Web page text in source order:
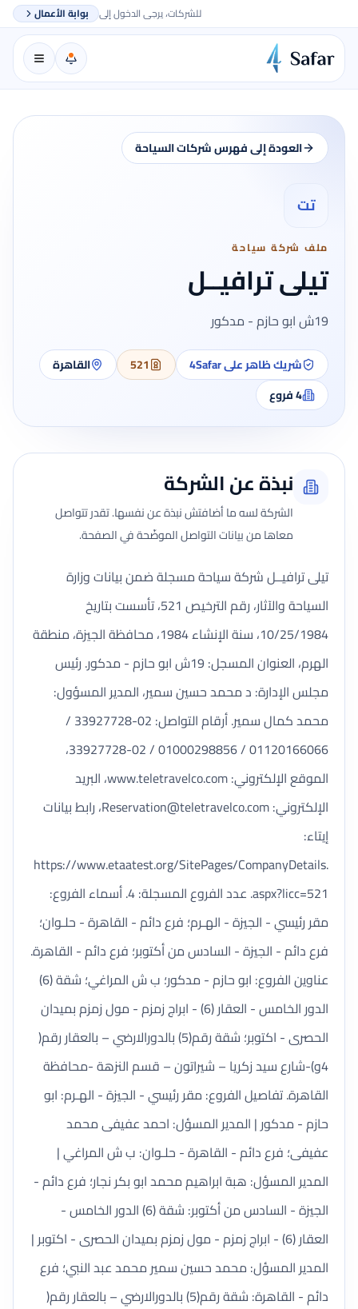
للشركات، يرجى الدخول إلى بوابة الأعمال
العودة إلى فهرس شركات السياحة
تت
ملف شركة سياحة
تيلى ترافيــل
19ش ابو حازم - مدكور
شريك ظاهر على 4Safar 521
القاهرة
4فروع
نبذة عن الشركة
الشركة لسه ما أضافتش نبذة عن نفسها. تقدر تتواصل
معاها من بيانات التواصل الموضّحة في الصفحة.
تيلى ترافيــل شركة سياحة مسجلة ضمن بيانات وزارة
السياحة والآثار، رقم الترخيص 521، تأسست بتاريخ
10/25/1984، سنة الإنشاء 1984، محافظة الجيزة، منطقة
الهرم، العنوان المسجل: 19ش ابو حازم - مدكور. رئيس
مجلس الإدارة: د محمد حسين سمير، المدير المسؤول:
محمد كمال سمير. أرقام التواصل: 02-33927728 /
01120166066 / 01000298856 / 02-33927728،
الموقع الإلكتروني: www.teletravelco.com، البريد
الإلكتروني:Reservation@teletravelco.com، رابط بيانات
إيتاء:
https://www.etaatest.org/SitePages/CompanyDetails.
aspx?licc=521. عدد الفروع المسجلة: 4. أسماء الفروع:
مقر رئيسي - الجيزة - الهـرم؛ فرع دائم - القاهرة - حلـوان؛
فرع دائم - الجيزة - السادس من أكتوبر؛ فرع دائم - القاهرة.
عناوين الفروع: ابو حازم - مدكور؛ ب ش المراغي؛ شقة (6)
الدور الخامس - العقار (6) - ابراج زمزم - مول زمزم بميدان
الحصرى - اكتوبر؛ شقة رقم(5) بالدورالارضي – بالعقار رقم(
4و)-شارع سيد زكريا – شيراتون – قسم النزهة -محافظة
القاهرة. تفاصيل الفروع: مقر رئيسي - الجيزة - الهـرم: ابو
حازم - مدكور | المدير المسؤل: احمد عفيفى محمد
عفيفى؛ فرع دائم - القاهرة - حلـوان: ب ش المراغي |
المدير المسؤل: هبة ابراهيم محمد ابو بكر نجار؛ فرع دائم -
الجيزة - السادس من أكتوبر: شقة (6) الدور الخامس -
العقار (6) - ابراج زمزم - مول زمزم بميدان الحصرى - اكتوبر |
المدير المسؤل: محمد حسين سمير محمد عبد النبي؛ فرع
دائم - القاهرة: شقة رقم(5) بالدورالارضي – بالعقار رقم(